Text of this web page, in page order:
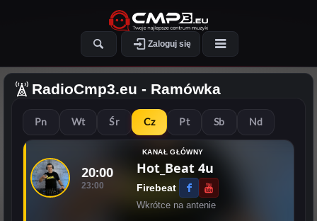
Zaloguj się
RadioCmp3.eu - Ramówka
Pn Wt Śr Cz Pt Sb Nd
20:00
23:00
KANAŁ GŁÓWNY
Hot_Beat 4u
Firebeat
Wkrótce na antenie